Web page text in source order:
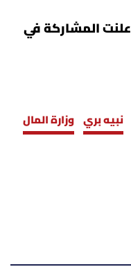
المشاركة في
نبيه بري وزارة المال